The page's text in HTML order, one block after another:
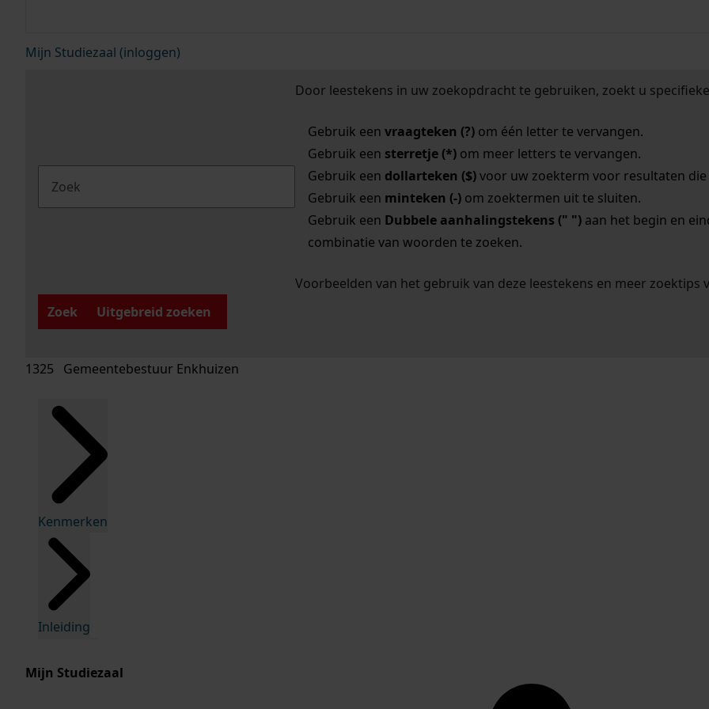
Mijn Studiezaal (inloggen)
Door leestekens in uw zoekopdracht te gebruiken, zoekt u
Gebruik een vraagteken (?)om één letter te vervangen.
Gebruik een sterretje (*)om meer letters te vervangen.
Gebruik een dollarteken ($)voor uw zoekterm voor resultaten die
Gebruik een minteken (-)om zoektermen uit te sluiten.
Gebruik een Dubbele aanhalingstekens (" ")aan het begin en
combinatie van woorden te zoeken.
Voorbeelden van het gebruik van deze leestekens en meer zoektips
Zoek
Uitgebreid zoeken
1325 Gemeentebestuur Enkhuizen
Kenmerken
Inleiding
Mijn Studiezaal